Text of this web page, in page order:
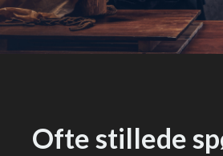
Ofte stillede